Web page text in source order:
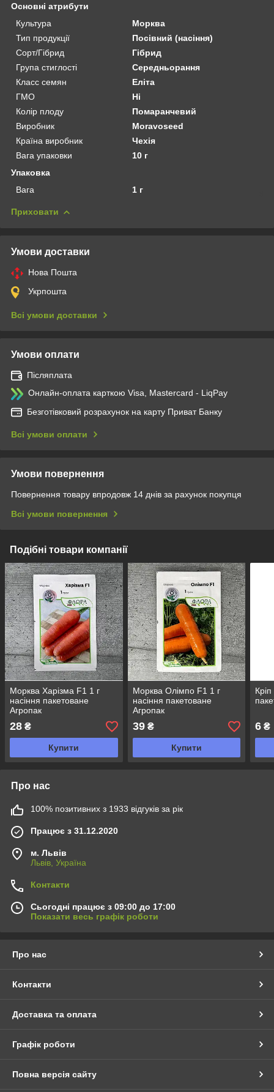
Основні атрибути
Культура
Морква
Тип продукції
Посівний (насіння)
Сорт/Гібрид
Гібрид
Група стиглості
Середньорання
Класс семян
Еліта
ГМО
Ні
Колір плоду
Помаранчевий
Виробник
Moravoseed
Країна виробник
Чехія
Вага упаковки
10 г
Упаковка
Вага
1 г
Приховати
Умови доставки
Нова Пошта
Укрпошта
Всі умови доставки
Умови оплати
Післяплата
Онлайн-оплата карткою Visa, Mastercard - LiqPay
Безготівковий розрахунок на карту Приват Банку
Всі умови оплати
Умови повернення
Повернення товару впродовж 14 днів за рахунок покупця
Всі умови повернення
Подібні товари компанії
Морква Харізма F1 1 г
насіння пакетоване
Агропак
28 ₴
Купити
Морква Олімпо F1 1 г
насіння пакетоване
Агропак
39₴
Купити
6 ₴
Про нас
100% позитивних з 1933 відгуків за рік
Працює з 31.12.2020
м. Львів
Львів, Україна
Контакти
Сьогодні працює з 09:00 до 17:00
Показати весь графік роботи
Про нас
Контакти
Доставка та оплата
Графік роботи
Повна версія сайту